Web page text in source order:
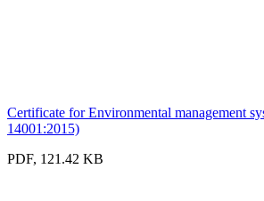
Certificate for Environmental management
14001:2015)
PDF, 121.42 KB